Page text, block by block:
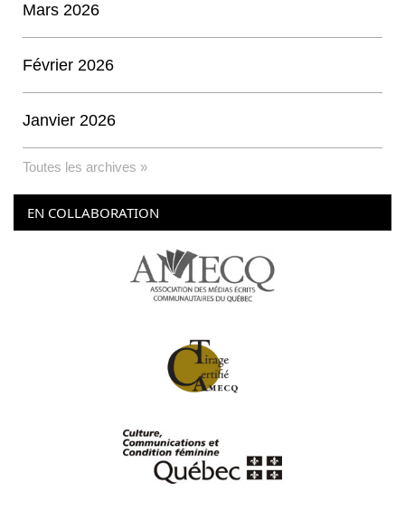
Mars 2026
Février 2026
Janvier 2026
Toutes les archives »
EN COLLABORATION